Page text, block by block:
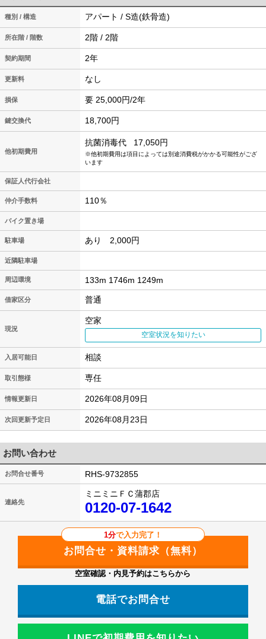
種別 / 構造 アパート / S造(鉄骨造)
所在階 / 階数 2階 / 2階
契約期間 2年
更新料 なし
損保 要 25,000円/2年
鍵交換代 18,700円
他初期費用
抗菌消毒代 17,050円
※他初期費用は項目によっては別途消費税がかかる可能性がござ
います
保証人代行会社
仲介手数料 110％
バイク置き場
駐車場 あり 2,000円
近隣駐車場
周辺環境 133m 1746m 1249m
借家区分 普通
現況
空家
空室状況を知りたい
入居可能日 相談
取引態様 専任
情報更新日 2026年08月09日
次回更新予定日 2026年08月23日
お問い合わせ
お問合せ番号 RHS-9732855
連絡先
ミニミニＦＣ蒲郡店
0120-07-1642
1分で入力完了！
空室確認・内見予約はこちらから
電話でお問合せ